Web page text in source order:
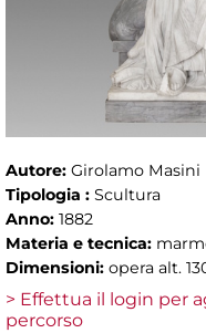
Autore: Girolamo Masini
Tipologia : Scultura
Anno: 1882
Materia e tecnica:
Dimensioni: opera alt.
> Effettua il login per
percorso